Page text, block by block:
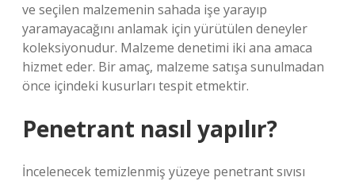
ve seçilen malzemenin sahada işe yarayıp
yaramayacağını anlamak için yürütülen deneyler
koleksiyonudur. Malzeme denetimi iki ana amaca
hizmet eder. Bir amaç, malzeme satışa sunulmadan
önce içindeki kusurları tespit etmektir.
Penetrant nasıl yapılır?
İncelenecek temizlenmiş yüzeye penetrant sıvısı